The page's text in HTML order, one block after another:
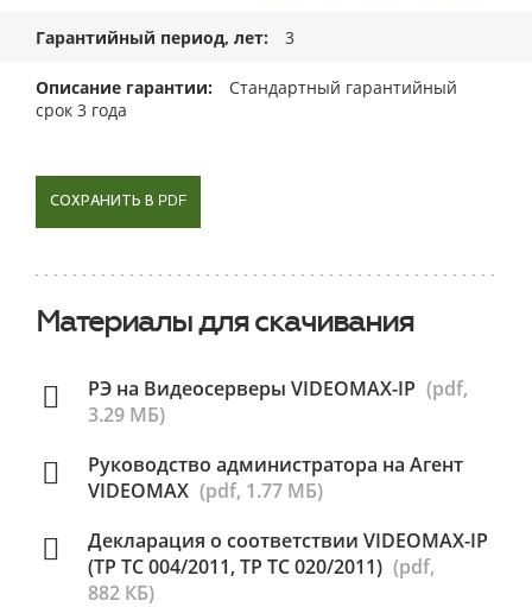
Гарантийный период, лет 3
Описание гарантии
Стандартный гарантийный
срок 3 года
СОХРАНИТЬ В PDF
Материалы для скачивания
РЭ на Видеосерверы VIDEOMAX-IP (pdf,
3.29 МБ)
Руководство администратора на Агент
VIDEOMAX (pdf, 1.77 МБ)
Декларация о соответствии VIDEOMAX-IP
(ТР ТС 004/2011, ТР ТС 020/2011) (pdf,
882 КБ)